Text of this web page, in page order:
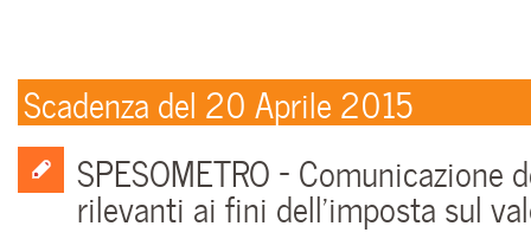
Scadenza del 20 Aprile 2015
SPESOMETRO – Comunicazione
rilevanti ai fini dell’imposta sul